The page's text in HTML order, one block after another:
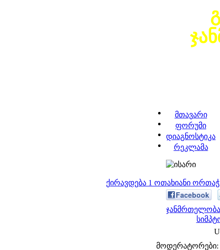
მთავარი
ფორუმი
დიაგნოსტიკა
რეკლამა
ქირავდება 1 ოთახიანი
Facebook
მოდერატორები: